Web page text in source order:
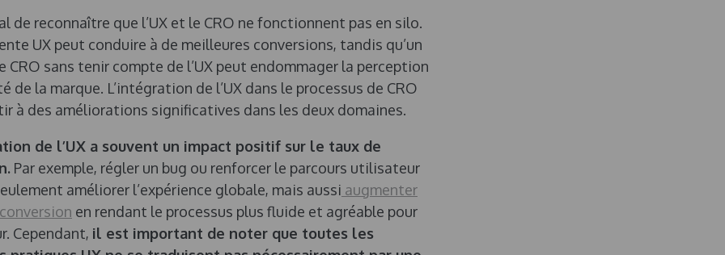
de reconnaître que l’UX et le CRO ne fonctionnent pas en silo.
UX peut conduire à de meilleures conversions, tandis qu’un
CRO sans tenir compte de l’UX peut endommager la perception
de la marque. L’intégration de l’UX dans le processus de CRO
à des améliorations significatives dans les deux domaines.
de l’UX a souvent un impact positif sur le taux de
Par exemple, régler un bug ou renforcer le parcours utilisateur
améliorer l’expérience globale, mais aussi augmenter
en rendant le processus plus fluide et agréable pour
Cependant, il est important de noter que toutes les